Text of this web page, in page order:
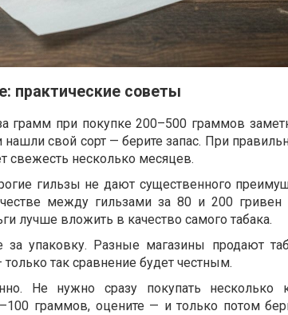
практические советы
грамм при покупке 200–500 граммов
свой сорт — берите запас. При
свежесть несколько месяцев.
гильзы не дают существенного
между гильзами за 80 и 200
лучше вложить в качество самого табака.
упаковку. Разные магазины продают
так сравнение будет честным.
Не нужно сразу покупать несколько
граммов, оцените — и только потом